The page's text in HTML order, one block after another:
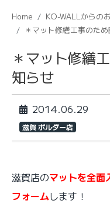
Home
KO-WALLからの
＊マット修繕工事のた
＊マット修繕
知らせ
2014.06.29
滋賀 ボルダー店
滋賀店のマットを全面
フォームします！